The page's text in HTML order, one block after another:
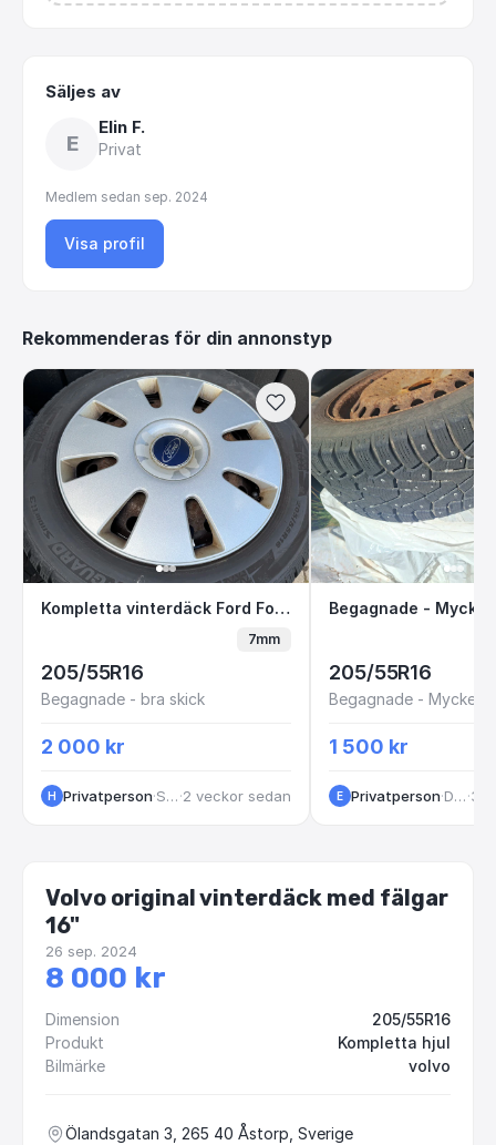
Säljes av
E
Elin F.
Privat
Medlem sedan sep. 2024
Visa profil
Rekommenderas för din annonstyp
Kompletta vinterdäck Ford Focus
Kompletta vinterdäck Ford Focus
7mm
205/55R16
Begagnade - bra skick
2 000 kr
H Privatperson· Sjöbo·2 veckor sedan
Begagnade -
205/55R16
Begagnade - Mycket
1 500 kr
E Privatperson· Djurhamn·3
Volvo original vinterdäck med fälgar
16"
26 sep. 2024
8 000 kr
Dimension
205/55R16
Produkt
Kompletta hjul
Bilmärke
volvo
Ölandsgatan 3, 265 40 Åstorp, Sverige